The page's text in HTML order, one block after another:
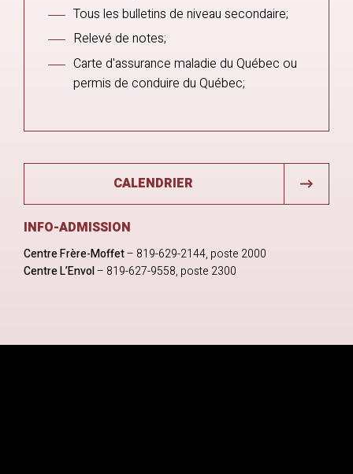
Tous les bulletins de niveau secondaire;
Relevé de notes;
Carte d'assurance maladie du Québec ou
permis de conduire du Québec;
CALENDRIER
INFO-ADMISSION
Centre Frère-Moffet– 819-629-2144, poste 2000
Centre L’Envol– 819-627-9558, poste 2300